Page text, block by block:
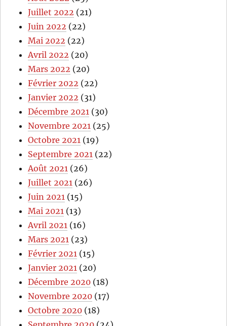
Juillet 2022 (21)
Juin 2022 (22)
Mai 2022 (22)
Avril 2022 (20)
Mars 2022 (20)
Février 2022 (22)
Janvier 2022 (31)
Décembre 2021 (30)
Novembre 2021 (25)
Octobre 2021 (19)
Septembre 2021 (22)
Août 2021 (26)
Juillet 2021 (26)
Juin 2021 (15)
Mai 2021 (13)
Avril 2021 (16)
Mars 2021 (23)
Février 2021 (15)
Janvier 2021 (20)
Décembre 2020 (18)
Novembre 2020 (17)
Octobre 2020 (18)